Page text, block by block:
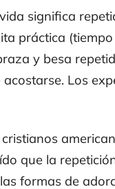
significa
práctica
y besa
Los
que la
formas de